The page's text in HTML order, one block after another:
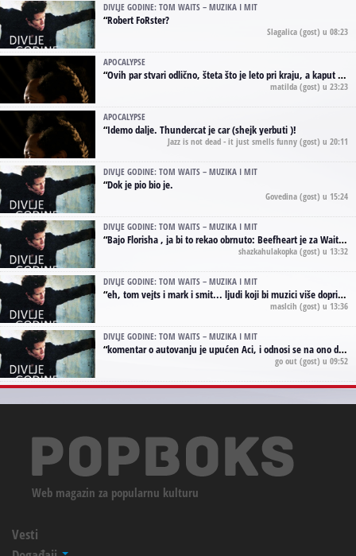
DIVLJE GODINE: TOM WAITS – MUZIKA I MIT
“Robert FoRster?
Slagalica (gost) u 08:23
APOCALYPSE
“Ovih par stvari odlično, šteta što je leto pri kraju, a kaput koji te vervoatno podseća na pirotski ćilim je iz tradicije Navaho indijanaca ;)
matilda (gost) u 23:23
APOCALYPSE
“Idemo dalje. Thundercat je car (shejk yerbuti )!
Jazz is not dead - it just smells funny (gost) u 20:11
DIVLJE GODINE: TOM WAITS – MUZIKA I MIT
“Dok je pio bio je.
Govedina (gost) u 15:24
DIVLJE GODINE: TOM WAITS – MUZIKA I MIT
“Bajo Florisha , ja bi to rekao obrnuto: Beefheart je za Waitsa, isto sto i Hendrix za Lenny Kravitza
shazkahulakopka (gost) u 13:32
DIVLJE GODINE: TOM WAITS – MUZIKA I MIT
“eh, tom vejts i mark i smit... ljudi koji bi muzici više doprineli da su radili kao vozači tramvaja u gsp-u.
maslcih (gost) u 13:36
DIVLJE GODINE: TOM WAITS – MUZIKA I MIT
“komentar o autovanju je upućen Aci, i odnosi se na ono drugo autovanje...'senzualnost Waitsa' ;)
go out (gost) u 09:52
Web magazin za popularnu kulturu
Vesti